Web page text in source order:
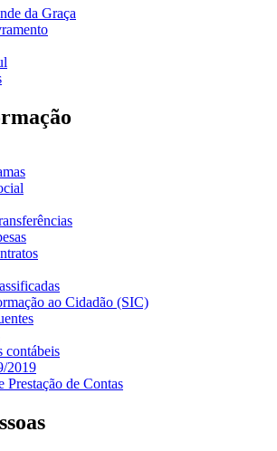
da Graça
ao Cidadão (SIC)
contábeis
2019
Prestação de Contas